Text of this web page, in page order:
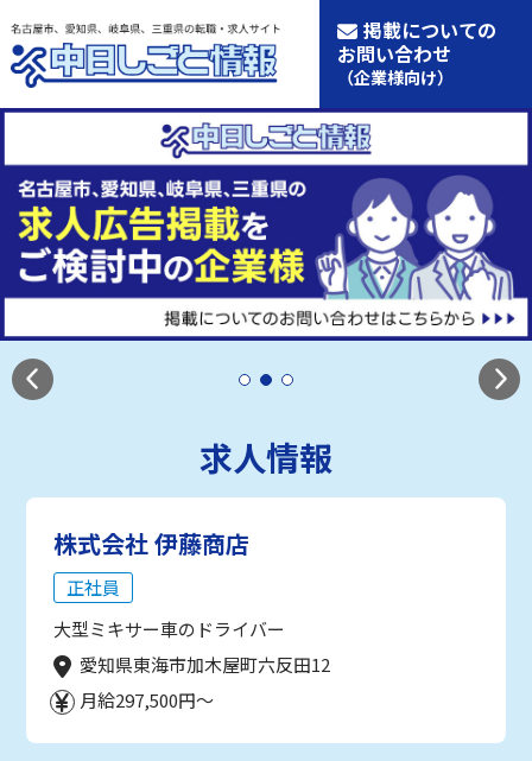
掲載についての
お問い合わせ
（企業様向け）
求人情報
株式会社 伊藤商店
正社員
大型ミキサー車のドライバー
愛知県東海市加木屋町六反田12
月給297,500円～